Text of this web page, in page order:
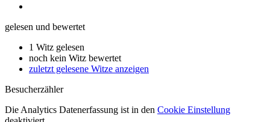
gelesen und bewertet
1 Witz gelesen
noch kein Witz bewertet
zuletzt gelesene Witze anzeigen
Besucherzähler
Die Analytics Datenerfassung ist in den Cookie Einstellung